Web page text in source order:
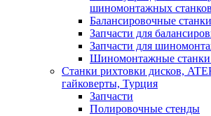
шиномонтажных
Балансировочные
Запчасти для
Запчасти для
Шиномонтажные
Станки рихтовки дисков,
гайковерты, Турция
Запчасти
Полировочные стенды